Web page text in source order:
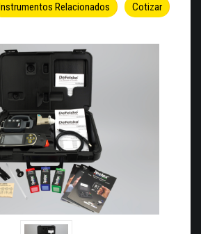
Cotizar
Instrumentos Relacionados